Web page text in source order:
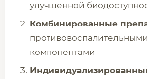
улучшенной
Комбинированные
противовоспалительными
компонентами